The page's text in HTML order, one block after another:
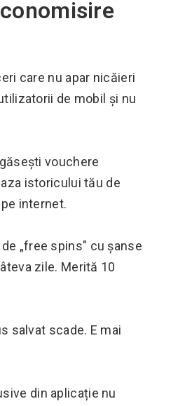
care nu apar nicăieri
de mobil și nu
vouchere
istoricului tău de
internet.
„free spins" cu șanse
zile. Merită 10
salvat scade. E mai
din aplicație nu